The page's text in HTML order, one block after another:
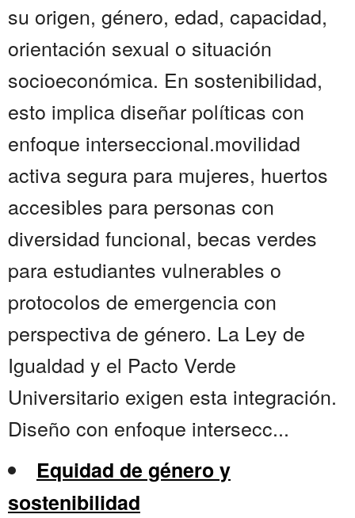
su origen, género, edad, capacidad,
orientación sexual o situación
socioeconómica. En sostenibilidad,
esto implica diseñar políticas con
enfoque interseccional.movilidad
activa segura para mujeres, huertos
accesibles para personas con
diversidad funcional, becas verdes
para estudiantes vulnerables o
protocolos de emergencia con
perspectiva de género. La Ley de
Igualdad y el Pacto Verde
Universitario exigen esta integración.
Diseño con enfoque intersecc...
Equidad de género y
sostenibilidad